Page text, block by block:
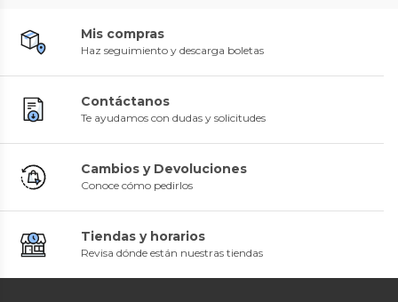
Mis compras
Haz seguimiento y descarga boletas
Contáctanos
Te ayudamos con dudas y solicitudes
Cambios y Devoluciones
Conoce cómo pedirlos
Tiendas y horarios
Revisa dónde están nuestras tiendas